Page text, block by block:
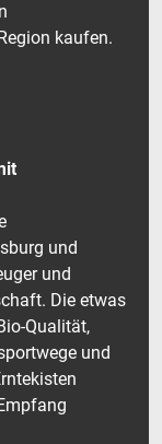
kaufen.
und
und
Die etwas
Qualität,
und